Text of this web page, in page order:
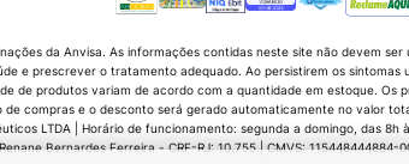
da Anvisa. As informações contidas neste site não devem
e prescrever o tratamento adequado. Ao persistirem os
de produtos variam de acordo com a quantidade em estoque.
compras e o desconto será gerado automaticamente no valor
LTDA | Horário de funcionamento: segunda a domingo, das
Bernardes Ferreira - CRF-RJ: 10.755 | CMVS: 115448444884-